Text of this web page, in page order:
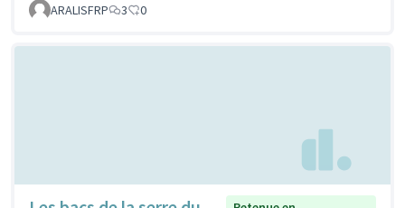
ARALISFRP
3 0